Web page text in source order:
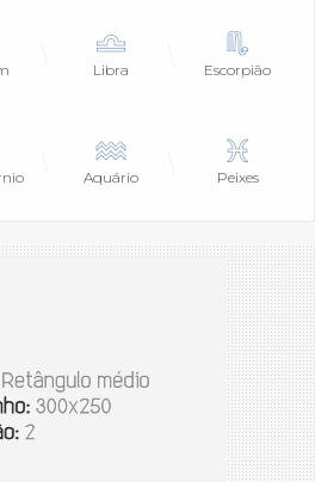
Libra Escorpião
Aquário Peixes